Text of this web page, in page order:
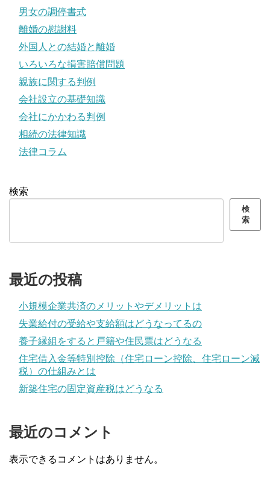
男女の調停書式
離婚の慰謝料
外国人との結婚と離婚
いろいろな損害賠償問題
親族に関する判例
会社設立の基礎知識
会社にかかわる判例
相続の法律知識
法律コラム
検索
検
索
最近の投稿
小規模企業共済のメリットやデメリットは
失業給付の受給や支給額はどうなってるの
養子縁組をすると戸籍や住民票はどうなる
住宅借入金等特別控除（住宅ローン控除、住宅ローン減
税）の仕組みとは
新築住宅の固定資産税はどうなる
最近のコメント
表示できるコメントはありません。